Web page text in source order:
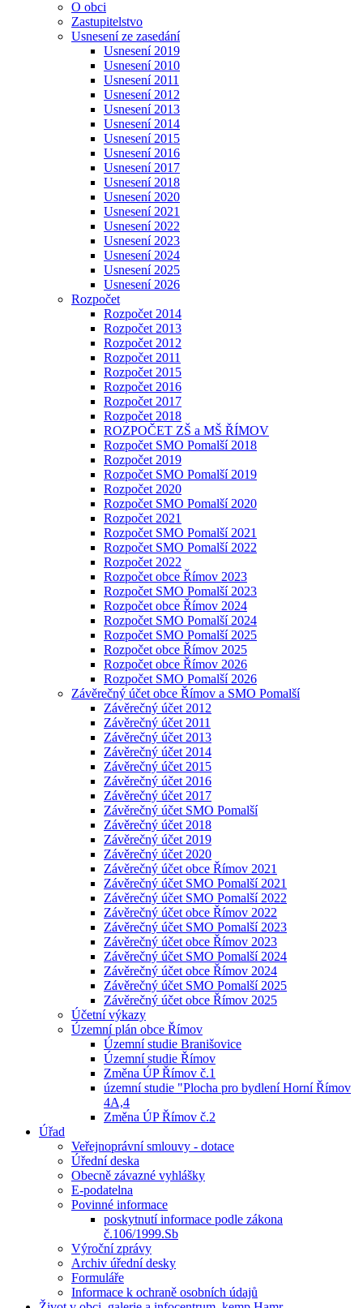
O obci
Zastupitelstvo
Usnesení ze zasedání
Usnesení 2019
Usnesení 2010
Usnesení 2011
Usnesení 2012
Usnesení 2013
Usnesení 2014
Usnesení 2015
Usnesení 2016
Usnesení 2017
Usnesení 2018
Usnesení 2020
Usnesení 2021
Usnesení 2022
Usnesení 2023
Usnesení 2024
Usnesení 2025
Usnesení 2026
Rozpočet
Rozpočet 2014
Rozpočet 2013
Rozpočet 2012
Rozpočet 2011
Rozpočet 2015
Rozpočet 2016
Rozpočet 2017
Rozpočet 2018
ROZPOČET ZŠ a MŠ ŘÍMOV
Rozpočet SMO Pomalší 2018
Rozpočet 2019
Rozpočet SMO Pomalší 2019
Rozpočet 2020
Rozpočet SMO Pomalší 2020
Rozpočet 2021
Rozpočet SMO Pomalší 2021
Rozpočet SMO Pomalší 2022
Rozpočet 2022
Rozpočet obce Římov 2023
Rozpočet SMO Pomalší 2023
Rozpočet obce Římov 2024
Rozpočet SMO Pomalší 2024
Rozpočet SMO Pomalší 2025
Rozpočet obce Římov 2025
Rozpočet obce Římov 2026
Rozpočet SMO Pomalší 2026
Závěrečný účet obce Římov a SMO Pomalší
Závěrečný účet 2012
Závěrečný účet 2011
Závěrečný účet 2013
Závěrečný účet 2014
Závěrečný účet 2015
Závěrečný účet 2016
Závěrečný účet 2017
Závěrečný účet SMO Pomalší
Závěrečný účet 2018
Závěrečný účet 2019
Závěrečný účet 2020
Závěrečný účet obce Římov 2021
Závěrečný účet SMO Pomalší 2021
Závěrečný účet SMO Pomalší 2022
Závěrečný účet obce Římov 2022
Závěrečný účet SMO Pomalší 2023
Závěrečný účet obce Římov 2023
Závěrečný účet SMO Pomalší 2024
Závěrečný účet obce Římov 2024
Závěrečný účet SMO Pomalší 2025
Závěrečný účet obce Římov 2025
Účetní výkazy
Územní plán obce Římov
Územní studie Branišovice
Územní studie Římov
Změna ÚP Římov č.1
územní studie "Plocha pro bydlení Horní Římov
4A,4
Změna ÚP Římov č.2
Úřad
Veřejnoprávní smlouvy - dotace
Úřední deska
Obecně závazné vyhlášky
E-podatelna
Povinné informace
poskytnutí informace podle zákona
č.106/1999.Sb
Výroční zprávy
Archiv úřední desky
Formuláře
Informace k ochraně osobních údajů